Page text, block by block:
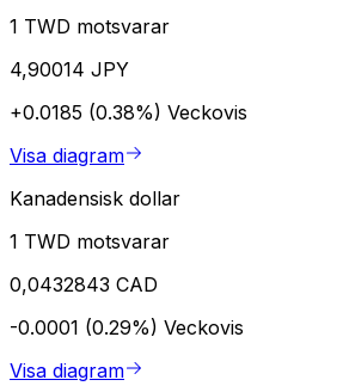
1 TWD motsvarar
4,90014 JPY
+0.0185 (0.38%) Veckovis
Visa diagram
Kanadensisk dollar
1 TWD motsvarar
0,0432843 CAD
-0.0001 (0.29%) Veckovis
Visa diagram